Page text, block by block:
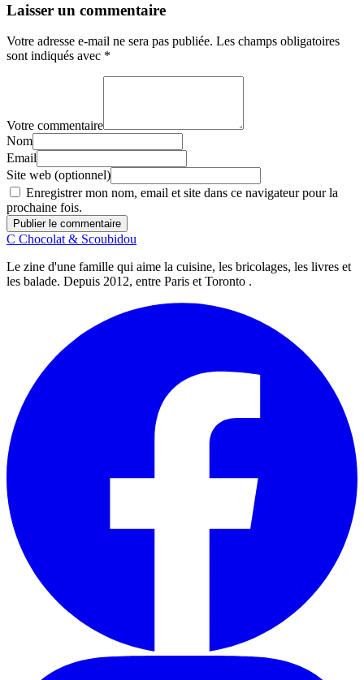
Laisser un commentaire
Votre adresse e-mail ne sera pas publiée. Les champs obligatoires
sont indiqués avec *
Votre commentaire
Nom
Email
Site web (optionnel)
Enregistrer mon nom, email et site dans ce navigateur pour la
prochaine fois.
Publier le commentaire
C Chocolat & Scoubidou
Le zine d'une famille qui aime la cuisine, les bricolages, les livres et
les balade. Depuis 2012, entre Paris et Toronto .